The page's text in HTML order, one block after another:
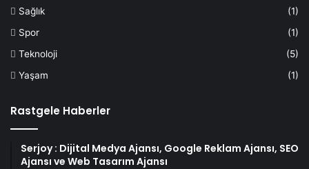
Sağlık
(1)
Spor
(1)
Teknoloji
(5)
Yaşam
(1)
Rastgele Haberler
Serjoy : Dijital Medya Ajansı, Google Reklam Ajansı, SEO
Ajansı ve Web Tasarım Ajansı